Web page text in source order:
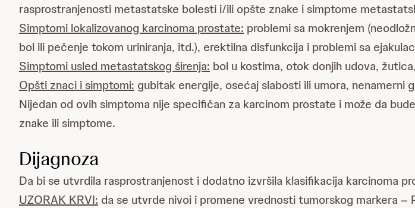
rasprostranjenosti metastatske bolesti i/ili opšte znake i simptome
Simptomi lokalizovanog karcinoma prostate: problemi sa mokrenjem
bol ili pečenje tokom uriniranja, itd.), erektilna disfunkcija i problemi sa
Simptomi usled metastatskog širenja: bol u kostima, otok donjih udova,
Opšti znaci i simptomi: gubitak energije, osećaj slabosti ili umora,
Nijedan od ovih simptoma nije specifičan za karcinom prostate i može da
znake ili simptome.
Dijagnoza
Da bi se utvrdila rasprostranjenost i dodatno izvršila klasifikacija karcinoma
UZORAK KRVI: da se utvrde nivoi i promene vrednosti tumorskog markera